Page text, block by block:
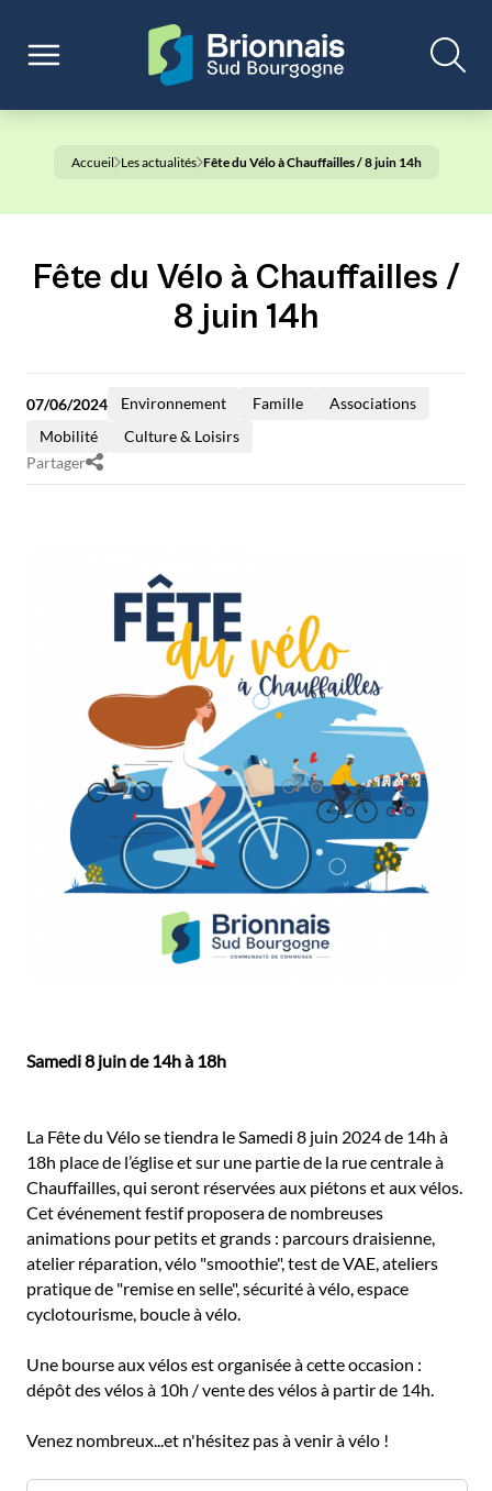
Accueil Les actualités Fête du Vélo à Chauffailles / 8 juin 14h
Fête du Vélo à Chauffailles /
8 juin 14h
07/06/2024 Environnement Famille
Associations
Mobilité
Culture & Loisirs
Partager
Samedi 8 juin de 14h à 18h
La Fête du Vélo se tiendra le Samedi 8 juin 2024 de 14h à
18h place de l’église et sur une partie de la rue centrale à
Chauffailles, qui seront réservées aux piétons et aux vélos.
Cet événement festif proposera de nombreuses
animations pour petits et grands : parcours draisienne,
atelier réparation, vélo "smoothie", test de VAE, ateliers
pratique de "remise en selle", sécurité à vélo, espace
cyclotourisme, boucle à vélo.
Une bourse aux vélos est organisée à cette occasion :
dépôt des vélos à 10h / vente des vélos à partir de 14h.
Venez nombreux...et n'hésitez pas à venir à vélo !